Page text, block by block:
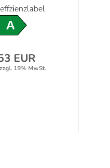
EUR
19% MwSt.